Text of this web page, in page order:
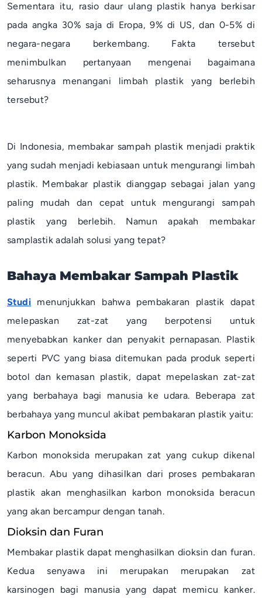
Sementara itu, rasio daur ulang plastik hanya berkisar
pada angka 30% saja di Eropa, 9% di US, dan 0-5% di
negara-negara berkembang. Fakta tersebut
menimbulkan pertanyaan mengenai bagaimana
seharusnya menangani limbah plastik yang berlebih
tersebut?
Di Indonesia, membakar sampah plastik menjadi praktik
yang sudah menjadi kebiasaan untuk mengurangi limbah
plastik. Membakar plastik dianggap sebagai jalan yang
paling mudah dan cepat untuk mengurangi sampah
plastik yang berlebih. Namun apakah membakar
samplastik adalah solusi yang tepat?
Bahaya Membakar Sampah Plastik
Studi menunjukkan bahwa pembakaran plastik dapat
melepaskan zat-zat yang berpotensi untuk
menyebabkan kanker dan penyakit pernapasan. Plastik
seperti PVC yang biasa ditemukan pada produk seperti
botol dan kemasan plastik, dapat mepelaskan zat-zat
yang berbahaya bagi manusia ke udara. Beberapa zat
berbahaya yang muncul akibat pembakaran plastik yaitu:
Karbon Monoksida
Karbon monoksida merupakan zat yang cukup dikenal
beracun. Abu yang dihasilkan dari proses pembakaran
plastik akan menghasilkan karbon monoksida beracun
yang akan bercampur dengan tanah.
Dioksin dan Furan
Membakar plastik dapat menghasilkan dioksin dan furan.
Kedua senyawa ini merupakan merupakan zat
karsinogen bagi manusia yang dapat memicu kanker.